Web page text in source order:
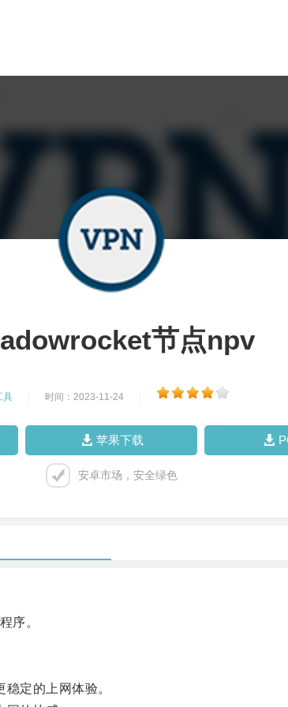
节点npv
具 时间：2023-11-24
苹果下载
安卓市场，安全绿色
序。
定的上网体验。